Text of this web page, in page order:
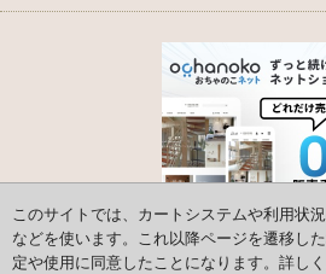
© 2006 Parts Box System
このサイトでは、カートシステムや利用状
などを使います。これ以降ページを遷移し
定や使用に同意したことになります。詳し